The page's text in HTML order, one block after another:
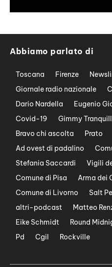
Abbiamo parlato di
Toscana Firenze
Giornale radio nazionale
Dario Nardella
Eugenio
Covid-19
Gimmy
Bravo chi ascolta
Prato
Ad ovest di padalino
Stefania Saccardi
Vigili
Comune di Pisa
Arma dei
Comune di Livorno
Salt
altri-podcast
Matteo
Eike Schmidt
Round
Pd
Cgil Rockville